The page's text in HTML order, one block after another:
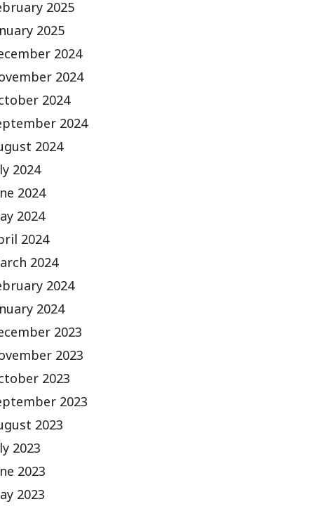
2025
2025
2024
2024
2024
2024
2024
2024
2024
2024
2024
2024
2024
2024
2023
2023
2023
2023
2023
2023
2023
2023